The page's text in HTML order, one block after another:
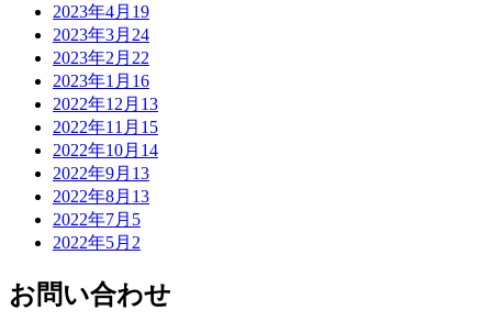
2023年4月 19
2023年3月 24
2023年2月 22
2023年1月 16
2022年12月 13
2022年11月 15
2022年10月 14
2022年9月 13
2022年8月 13
2022年7月 5
2022年5月 2
お問い合わせ